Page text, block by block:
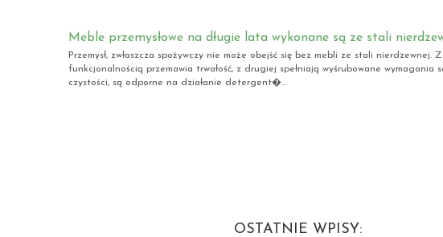
Meble przemysłowe na długie lata wykonane są ze stali
Przemysł, zwłaszcza spożywczy nie może obejść się bez mebli ze stali nierdzewnej.
funkcjonalnością przemawia trwałość, z drugiej spełniają wyśrubowane wymagania
czystości, są odporne na działanie detergent�...
OSTATNIE WPISY: